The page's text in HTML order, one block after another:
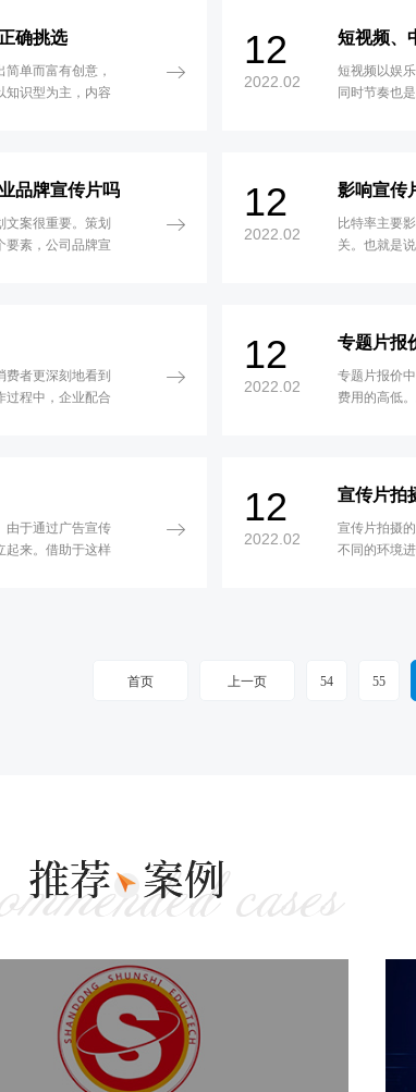
确挑选
单而富有创意，
知识型为主，内容
12
2022.02
短视频、
短视频以娱
同时节奏也
品牌宣传片吗
案很重要。策划
要素，公司品牌宣
12
2022.02
影响宣传
比特率主要
关。也就是
者更深刻地看到
过程中，企业配合
配合音乐背景，
12
2022.02
专题片报
专题片报价
费用的高低
结，也有的
的，所以在
由于通过广告宣传
起来。借助于这样
12
2022.02
宣传片拍
宣传片拍摄
不同的环境
线以及色调
首页
上一页 54 55